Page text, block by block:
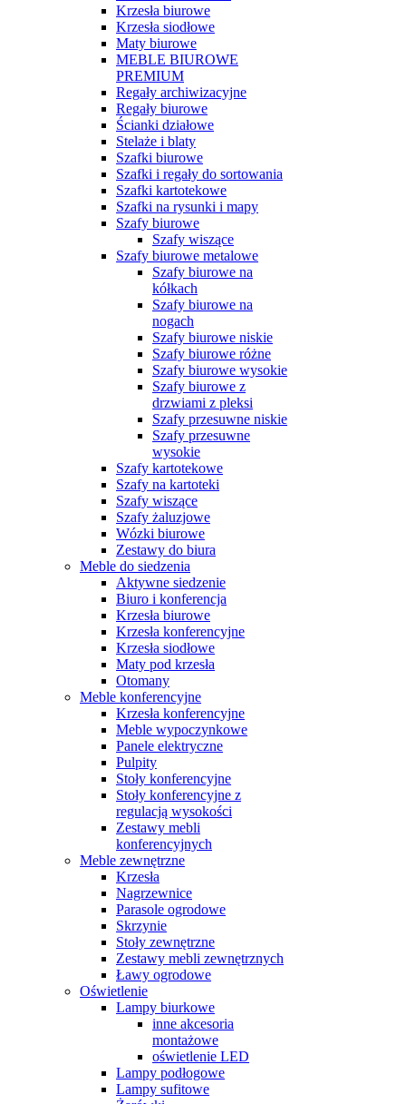
Krzesła biurowe
Krzesła siodłowe
Maty biurowe
MEBLE BIUROWE
PREMIUM
Regały archiwizacyjne
Regały biurowe
Ścianki działowe
Stelaże i blaty
Szafki biurowe
Szafki i regały do sortowania
Szafki kartotekowe
Szafki na rysunki i mapy
Szafy biurowe
Szafy wiszące
Szafy biurowe metalowe
Szafy biurowe na
kółkach
Szafy biurowe na
nogach
Szafy biurowe niskie
Szafy biurowe różne
Szafy biurowe wysokie
Szafy biurowe z
drzwiami z pleksi
Szafy przesuwne niskie
Szafy przesuwne
wysokie
Szafy kartotekowe
Szafy na kartoteki
Szafy wiszące
Szafy żaluzjowe
Wózki biurowe
Zestawy do biura
Meble do siedzenia
Aktywne siedzenie
Biuro i konferencja
Krzesła biurowe
Krzesła konferencyjne
Krzesła siodłowe
Maty pod krzesła
Otomany
Meble konferencyjne
Krzesła konferencyjne
Meble wypoczynkowe
Panele elektryczne
Pulpity
Stoły konferencyjne
Stoły konferencyjne z
regulacją wysokości
Zestawy mebli
konferencyjnych
Meble zewnętrzne
Krzesła
Nagrzewnice
Parasole ogrodowe
Skrzynie
Stoły zewnętrzne
Zestawy mebli zewnętrznych
Ławy ogrodowe
Oświetlenie
Lampy biurkowe
inne akcesoria
montażowe
oświetlenie LED
Lampy podłogowe
Lampy sufitowe